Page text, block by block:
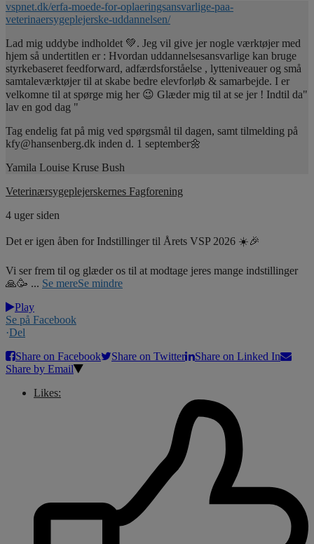
vspnet.dk/erfa-moede-for-oplaeringsansvarlige-paa-
veterinaersygeplejerske-uddannelsen/
Lad mig uddybe indholdet 💚. Jeg vil give jer nogle værktøjer med
hjem så undertitlen er : Hvordan uddannelsesansvarlige kan bruge
styrkebaseret feedforward, adfærdsforståelse , lytteniveauer og små
samtaleværktøjer til at skabe bedre elevforløb & samarbejde. I er
velkomne til at spørge mig her 😉 Glæder mig til at se jer ! Indtil da"
lav en god dag "
Tag endelig fat på mig ved spørgsmål til dagen, samt tilmelding på
kfy@hansenberg.dk inden d. 1 september🌼
Yamila Louise Kruse Bush
Veterinærsygeplejerskernes Fagforening
4 uger siden
Det er igen åben for Indstillinger til Årets VSP 2026 ☀️🎉
Vi ser frem til og glæder os til at modtage jeres mange indstillinger
🙏🥳 ... Se mereSe mindre
Play
Se på Facebook
·Del
Share on Facebook
Share on Twitter
Share on Linked In
Share by Email
Likes: